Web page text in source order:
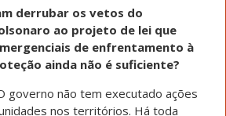
derrubar os vetos do
ao projeto de lei que
de enfrentamento à
ainda não é suficiente?
governo não tem executado ações
nos territórios. Há toda